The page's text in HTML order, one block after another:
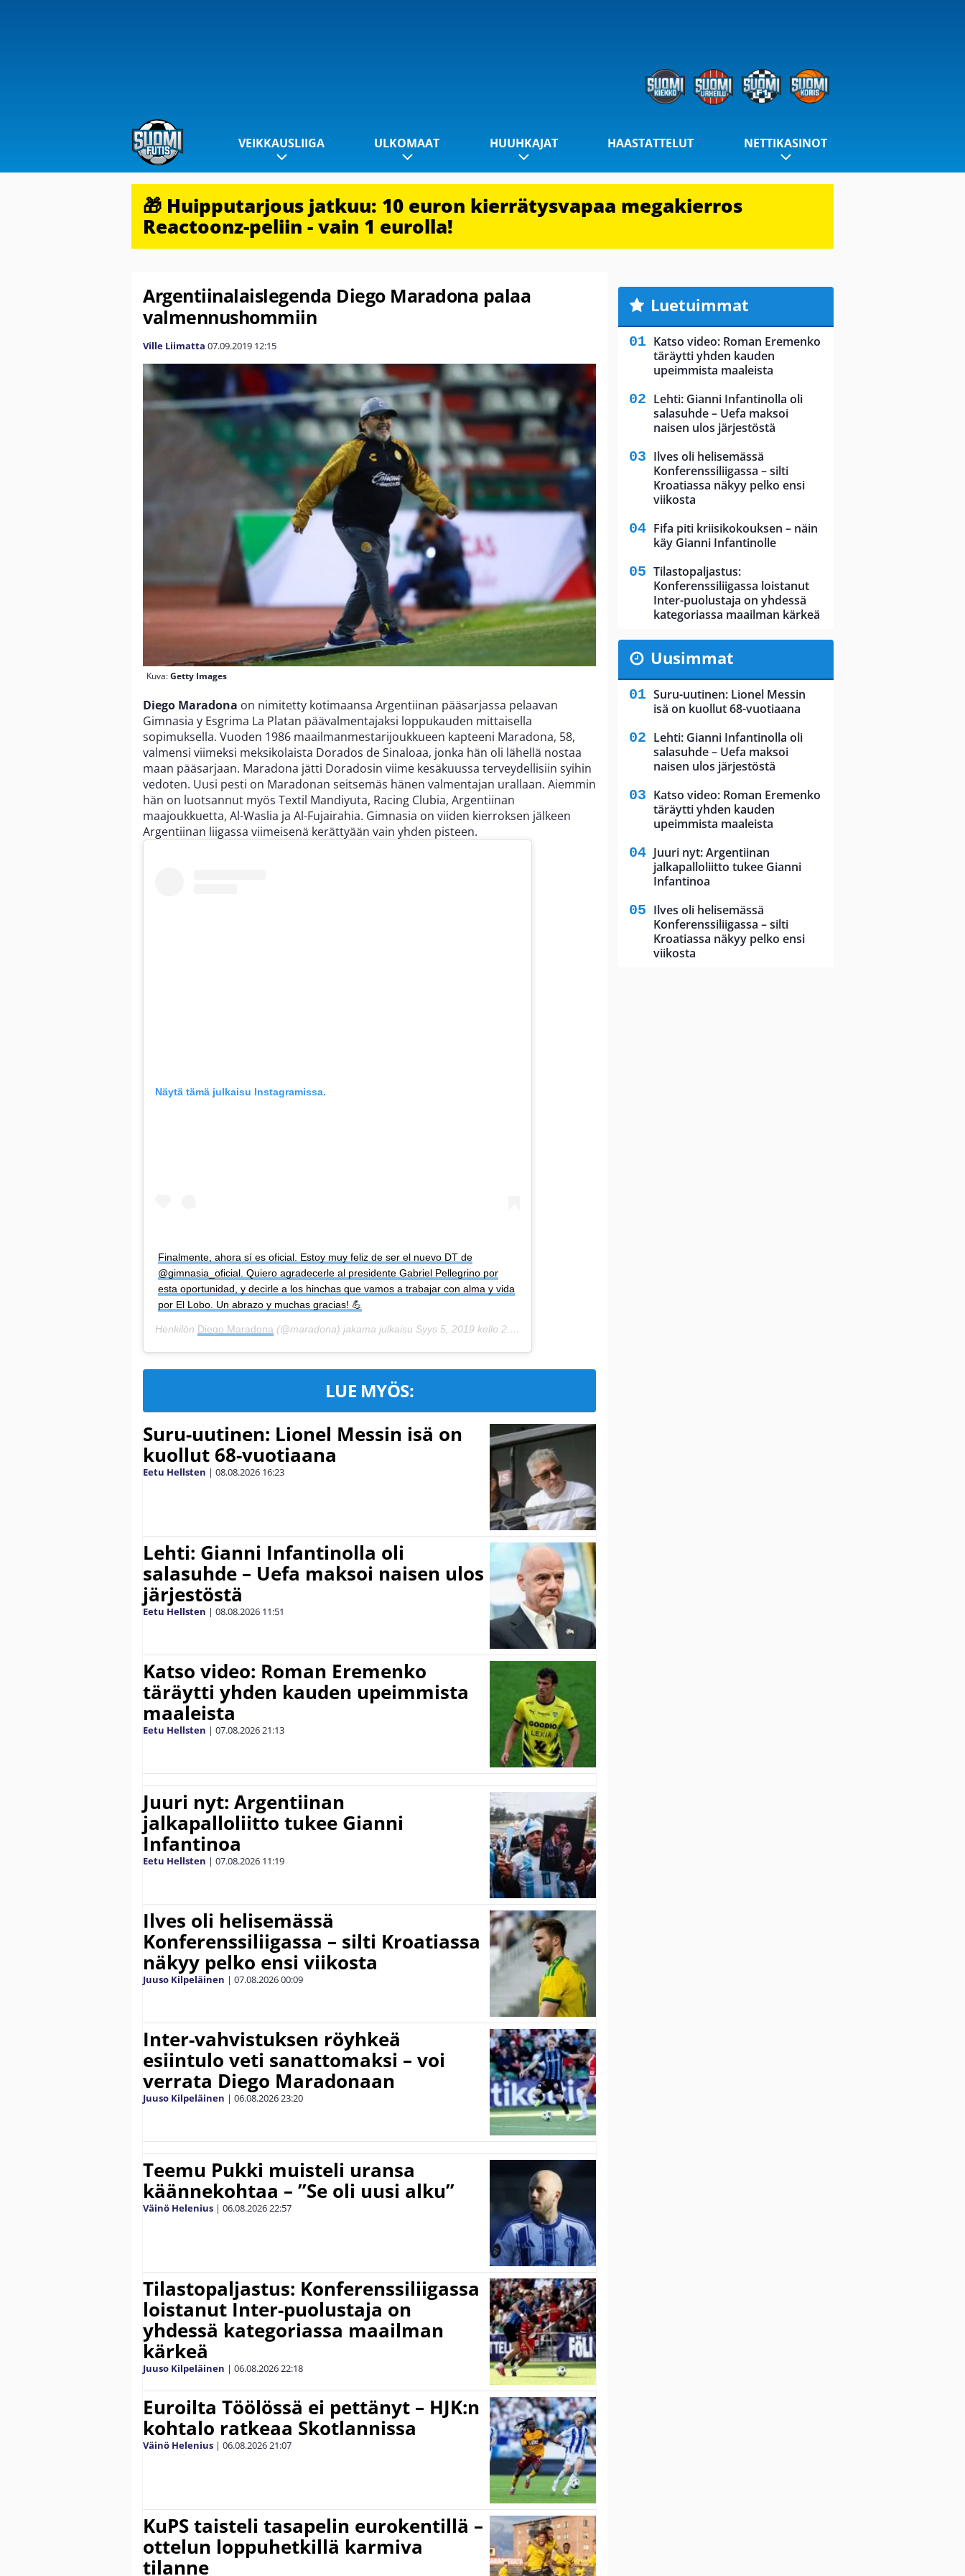
VEIKKAUSLIIGA ULKOMAAT HUUHKAJAT HAASTATTELUT NETTIKASINOT
🎁 Huipputarjous jatkuu: 10 euron kierrätysvapaa megakierros
Reactoonz-peliin - vain 1 eurolla!
Argentiinalaislegenda Diego Maradona palaa
valmennushommiin
Ville Liimatta 07.09.2019 12:15
Kuva:Getty Images
Diego Maradona on nimitetty kotimaansa Argentiinan pääsarjassa pelaavan
Gimnasia y Esgrima La Platan päävalmentajaksi loppukauden mittaisella
sopimuksella. Vuoden 1986 maailmanmestarijoukkueen kapteeni Maradona, 58,
valmensi viimeksi meksikolaista Dorados de Sinaloaa, jonka hän oli lähellä nostaa
maan pääsarjaan. Maradona jätti Doradosin viime kesäkuussa terveydellisiin syihin
vedoten. Uusi pesti on Maradonan seitsemäs hänen valmentajan urallaan. Aiemmin
hän on luotsannut myös Textil Mandiyuta, Racing Clubia, Argentiinan
maajoukkuetta, Al-Waslia ja Al-Fujairahia. Gimnasia on viiden kierroksen jälkeen
Argentiinan liigassa viimeisenä kerättyään vain yhden pisteen.
Näytä tämä julkaisu Instagramissa.
Finalmente, ahora sí es oficial. Estoy muy feliz de ser el nuevo DT de
@gimnasia_oficial. Quiero agradecerle al presidente Gabriel Pellegrino por
esta oportunidad, y decirle a los hinchas que vamos a trabajar con alma y vida
por El Lobo. Un abrazo y muchas gracias! 💪
Henkilön Diego Maradona (@maradona) jakama julkaisu Syys 5, 2019 kello 2.01 PDT
LUE MYÖS:
Suru-uutinen: Lionel Messin isä on
kuollut 68-vuotiaana
Eetu Hellsten | 08.08.2026 16:23
Lehti: Gianni Infantinolla oli
salasuhde – Uefa maksoi naisen ulos
järjestöstä
Eetu Hellsten | 08.08.2026 11:51
Katso video: Roman Eremenko
täräytti yhden kauden upeimmista
maaleista
Eetu Hellsten | 07.08.202621:13
Juuri nyt: Argentiinan
jalkapalloliitto tukee Gianni
Infantinoa
Eetu Hellsten | 07.08.2026 11:19
Ilves oli helisemässä
Konferenssiliigassa – silti Kroatiassa
näkyy pelko ensi viikosta
Juuso Kilpeläinen | 07.08.202600:09
Inter-vahvistuksen röyhkeä
esiintulo veti sanattomaksi – voi
verrata Diego Maradonaan
Juuso Kilpeläinen | 06.08.202623:20
Teemu Pukki muisteli uransa
käännekohtaa – ”Se oli uusi alku”
Väinö Helenius | 06.08.202622:57
Tilastopaljastus: Konferenssiliigassa
loistanut Inter-puolustaja on
yhdessä kategoriassa maailman
kärkeä
Juuso Kilpeläinen | 06.08.202622:18
Euroilta Töölössä ei pettänyt – HJK:n
kohtalo ratkeaa Skotlannissa
Väinö Helenius | 06.08.202621:07
KuPS taisteli tasapelin eurokentillä –
ottelun loppuhetkillä karmiva
tilanne
Luetuimmat
Katso video: Roman Eremenko
täräytti yhden kauden
upeimmista maaleista
Lehti: Gianni Infantinolla oli
salasuhde – Uefa maksoi
naisen ulos järjestöstä
Ilves oli helisemässä
Konferenssiliigassa – silti
Kroatiassa näkyy pelko ensi
viikosta
Fifa piti kriisikokouksen – näin
käy Gianni Infantinolle
Tilastopaljastus:
Konferenssiliigassa loistanut
Inter-puolustaja on yhdessä
kategoriassa maailman kärkeä
Uusimmat
Suru-uutinen: Lionel Messin
isä on kuollut 68-vuotiaana
Lehti: Gianni Infantinolla oli
salasuhde – Uefa maksoi
naisen ulos järjestöstä
Katso video: Roman Eremenko
täräytti yhden kauden
upeimmista maaleista
Juuri nyt: Argentiinan
jalkapalloliitto tukee Gianni
Infantinoa
Ilves oli helisemässä
Konferenssiliigassa – silti
Kroatiassa näkyy pelko ensi
viikosta